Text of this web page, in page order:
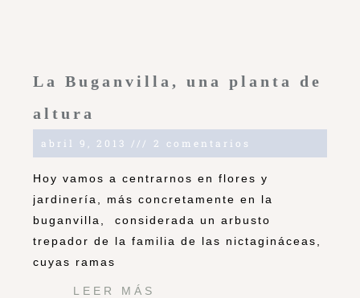
La Buganvilla, una planta de
altura
abril 9, 2013 2 comentarios
Hoy vamos a centrarnos en flores y
jardinería, más concretamente en la
buganvilla, considerada un arbusto
trepador de la familia de las nictagináceas,
cuyas ramas
LEER MÁS